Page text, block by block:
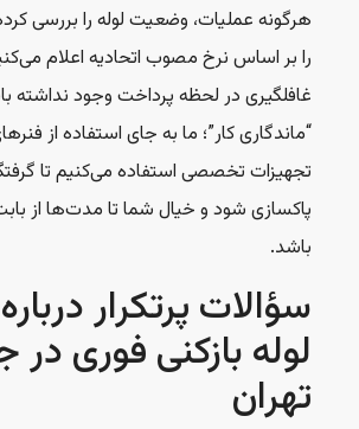
هرگونه عملیات، وضعیت لوله را بررسی
را بر اساس نرخ مصوب اتحادیه اعلام
غافلگیری در لحظه پرداخت وجود نداشته
“ماندگاری کار”؛ ما به جای استفاده از
تجهیزات تخصصی استفاده می‌کنیم تا
پاکسازی شود و خیال شما تا مدت‌ها از
باشد.
سؤالات پرتکرار
لوله بازکنی فوری
تهران